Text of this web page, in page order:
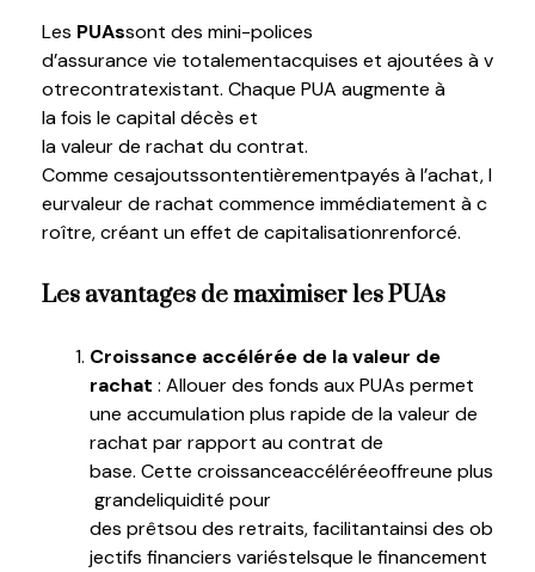
Les PUAssont des mini-polices
d’assurance vie totalementacquises et ajoutées àv
otrecontratexistant. Chaque PUA augmente à
lafois le capitaldécès et
lavaleurde rachat ducontrat.
Comme cesajoutssontentièrementpayés àl’achat,l
eurvaleurde rachat commence immédiatement àc
roître,créant uneffet de capitalisationrenforcé.
Les avantages de maximiser les PUAs
Croissance accélérée de la valeur de
rachat : Allouer des fonds auxPUAs permet
une accumulation plus rapide de la valeur de
rachat par rapport au contrat de
base. Cette croissanceaccéléréeoffreune plus
grandeliquidité pour
des prêtsoudes retraits,facilitantainsides ob
jectifs financiers variéstelsque le financement